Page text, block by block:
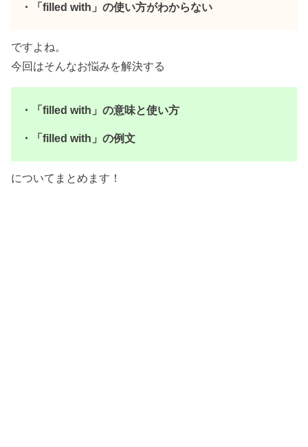
・「filled with」の使い方がわからない
ですよね。
今回はそんなお悩みを解決する
・「filled with」の意味と使い方
・「filled with」の例文
についてまとめます！